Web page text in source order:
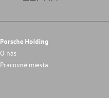
Porsche Holding
O nás
Pracovné miesta